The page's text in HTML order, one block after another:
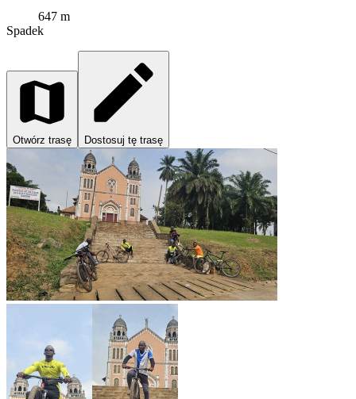
647 m
Spadek
Otwórz trasę Dostosuj tę trasę